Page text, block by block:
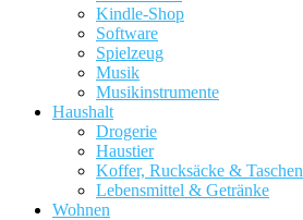
Kindle-Shop
Software
Spielzeug
Musik
Musikinstrumente
Haushalt
Drogerie
Haustier
Koffer, Rucksäcke & Taschen
Lebensmittel & Getränke
Wohnen